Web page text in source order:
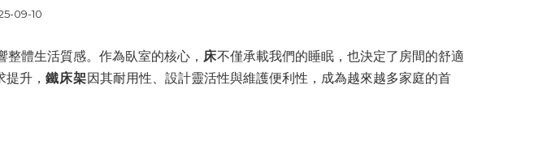
09-10
整體生活質感。作為臥室的核心， 床不僅承載我們的睡眠，也決定了房間的舒適
升， 鐵床架因其耐用性、設計靈活性與維護便利性，成為越來越多家庭的首